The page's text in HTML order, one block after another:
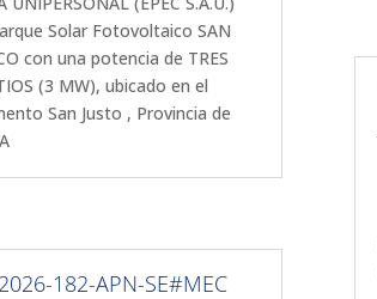
Solar Fotovoltaico SAN
con una potencia de TRES
(3 MW), ubicado en el
San Justo , Provincia de
182-APN-SE#MEC